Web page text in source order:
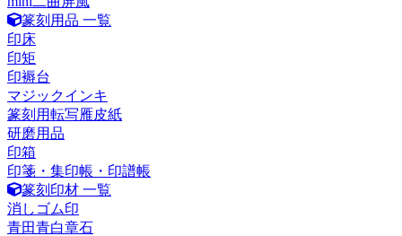
篆刻用品 一覧
印床
印矩
印褥台
マジックインキ
篆刻用転写雁皮紙
研磨用品
印箱
印箋・集印帳・印譜帳
篆刻印材 一覧
消しゴム印
青田青白章石